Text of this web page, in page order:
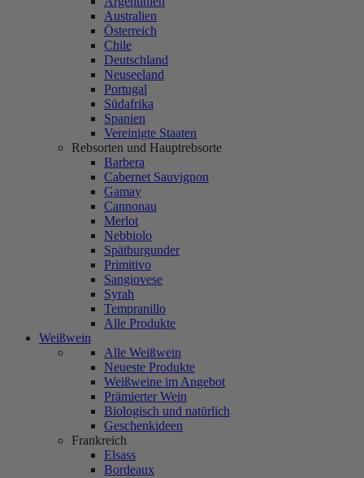
Australien
Österreich
Chile
Deutschland
Neuseeland
Portugal
Südafrika
Spanien
Vereinigte Staaten
Rebsorten und Hauptrebsorte
Barbera
Cabernet Sauvignon
Gamay
Cannonau
Merlot
Nebbiolo
Spätburgunder
Primitivo
Sangiovese
Syrah
Tempranillo
Alle Produkte
Weißwein
Alle Weißwein
Neueste Produkte
Weißweine im Angebot
Prämierter Wein
Biologisch und natürlich
Geschenkideen
Frankreich
Elsass
Bordeaux